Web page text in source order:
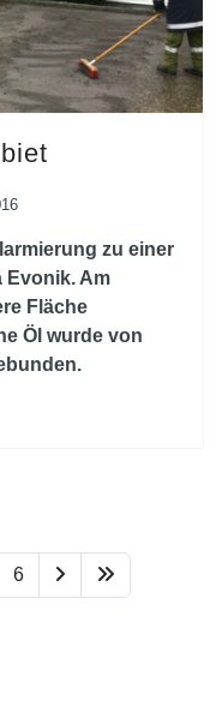
zu einer
Evonik. Am
Fläche
Öl wurde von
6